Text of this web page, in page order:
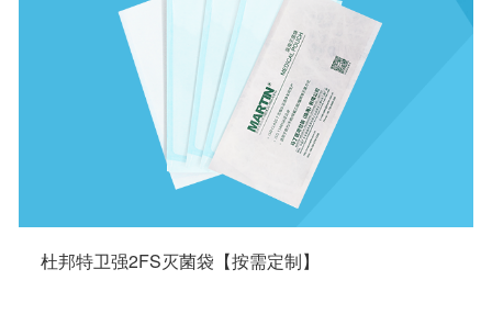
杜邦特卫强2FS灭菌袋【按需定制】